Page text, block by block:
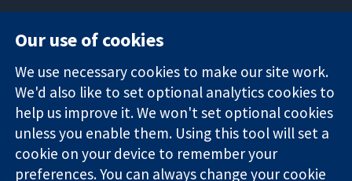
Trusted
evidence.
Informed
decisions.
Better health.
Square
London
W1G 0AN
영국
News
Press office
About us
작업
Cochrane
Library
Our use of cookies
We use necessary cookies to make our site work.
We'd also like to set optional analytics cookies to
help us improve it. We won't set optional cookies
unless you enable them. Using this tool will set a
cookie on your device to remember your
preferences. You can always change your cookie